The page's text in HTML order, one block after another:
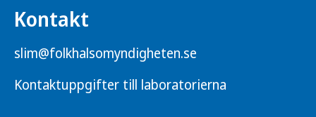
Kontakt
slim@folkhalsomyndigheten.se
Kontaktuppgifter till laboratorierna